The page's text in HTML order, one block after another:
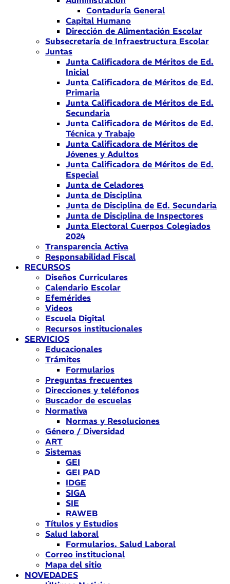
Contaduría General
Capital Humano
Dirección de Alimentación Escolar
Subsecretaría de Infraestructura Escolar
Juntas
Junta Calificadora de Méritos de Ed.
Inicial
Junta Calificadora de Méritos de Ed.
Primaria
Junta Calificadora de Méritos de Ed.
Secundaria
Junta Calificadora de Méritos de Ed.
Técnica y Trabajo
Junta Calificadora de Méritos de
Jóvenes y Adultos
Junta Calificadora de Méritos de Ed.
Especial
Junta de Celadores
Junta de Disciplina
Junta de Disciplina de Ed. Secundaria
Junta de Disciplina de Inspectores
Junta Electoral Cuerpos Colegiados
2024
Transparencia Activa
Responsabilidad Fiscal
RECURSOS
Diseños Curriculares
Calendario Escolar
Efemérides
Videos
Escuela Digital
Recursos institucionales
SERVICIOS
Educacionales
Trámites
Formularios
Preguntas frecuentes
Direcciones y teléfonos
Buscador de escuelas
Normativa
Normas y Resoluciones
Género / Diversidad
ART
Sistemas
GEI
GEI PAD
IDGE
SIGA
SIE
RAWEB
Títulos y Estudios
Salud laboral
Formularios. Salud Laboral
Correo institucional
Mapa del sitio
NOVEDADES